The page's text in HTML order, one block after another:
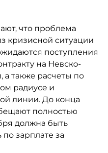
что проблема
кризисной ситуации
поступления
на Невско-
а также расчеты по
радиусе и
линии. До конца
полностью
должна быть
зарплате за